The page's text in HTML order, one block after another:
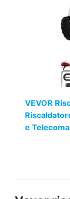
VEVOR
e